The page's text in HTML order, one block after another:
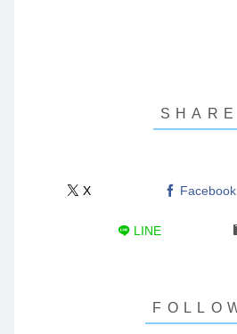
X Facebook
LINE